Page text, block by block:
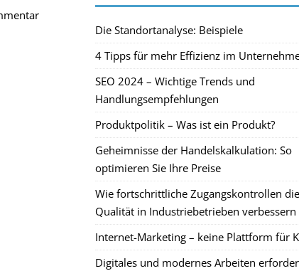
Die Standortanalyse: Beispiele
4 Tipps für mehr Effizienz im
SEO 2024 – Wichtige Trends und
Handlungsempfehlungen
Produktpolitik – Was ist ein Produkt?
Geheimnisse der Handelskalkulation: So
optimieren Sie Ihre Preise
Wie fortschrittliche Zugangskontrollen die
Qualität in Industriebetrieben verbessern
Internet-Marketing – keine Plattform für
Digitales und modernes Arbeiten